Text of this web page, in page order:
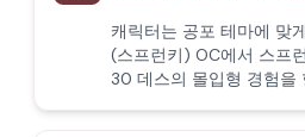
캐릭터는 공포 테마에 맞
(스프런키) OC에서 스프
30 데스의 몰입형 경험을